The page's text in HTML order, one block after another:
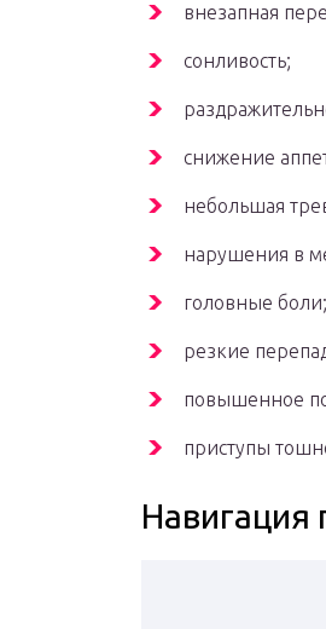
внезапная
сонливость;
снижение
небольшая
нарушения в
головные боли;
резкие
повышенное
приступы
Навигация